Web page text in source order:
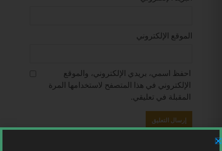
الموقع الإلكتروني
احفظ اسمي، بريدي الإلكتروني، والموقع
الإلكتروني في هذا المتصفح لاستخدامها المرة
المقبلة في تعليقي.